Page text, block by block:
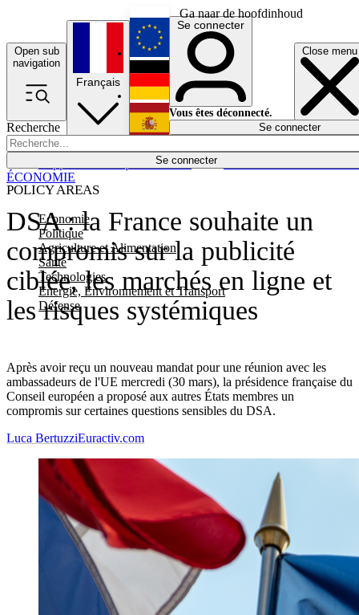
Ga naar de hoofdinhoud
Open sub
navigation
Close menu
Recherche
Se connecter
POLICY AREAS
Economie
Politique
Agriculture et Alimentation
Santé
Technologies
Energie, Environnement et Transport
Défense
Économie
Français
English
Deutsch
Español
Se connecter
Vous êtes déconnecté.
Se connecter
DSA : la France souhaite un
compromis sur la publicité
ciblée, les marchés en ligne et
les risques systémiques
Après avoir reçu un nouveau mandat pour une réunion avec les
ambassadeurs de l'UE mercredi (30 mars), la présidence française du
Conseil européen a proposé aux autres États membres un
compromis sur certaines questions sensibles du DSA.
ÉCONOMIE
Luca BertuzziEuractiv.com